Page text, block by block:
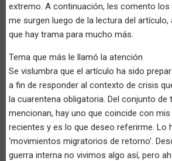
extremo. A continuación, les comento
me surgen luego de la lectura del artículo,
que hay trama para mucho más.
Tema que más le llamó la atención
Se vislumbra que el artículo ha sido
a fin de responder al contexto de crisis
la cuarentena obligatoria. Del conjunto de
mencionan, hay uno que coincide con
recientes y es lo que deseo referirme. Lo
‘movimientos migratorios de retorno’.
guerra interna no vivimos algo así, pero